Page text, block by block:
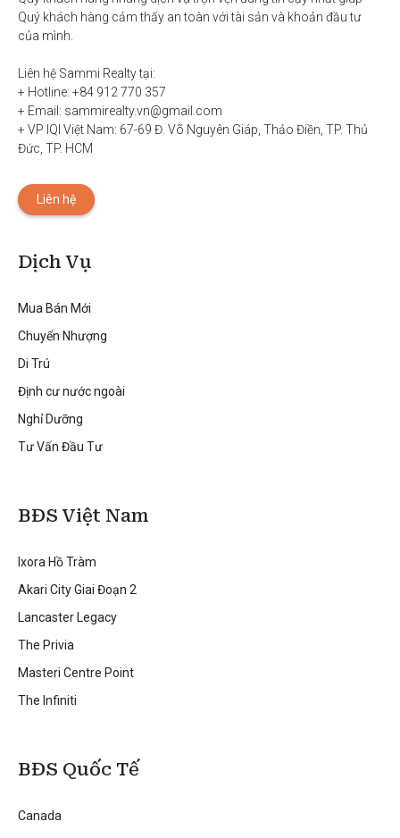
Quý khách hàng cảm thấy an toàn với tài sản và khoản đầu tư
của mình.
Liên hệ Sammi Realty tại:
+ Hotline: +84 912 770 357
+ Email: sammirealty.vn@gmail.com
+ VP IQI Việt Nam: 67-69 Đ. Võ Nguyên Giáp, Thảo Điền, TP. Thủ
Đức, TP. HCM
Liên hệ
Dịch Vụ
Mua Bán Mới
Chuyển Nhượng
Di Trú
Định cư nước ngoài
Nghỉ Dưỡng
Tư Vấn Đầu Tư
BĐS Việt Nam
Ixora Hồ Tràm
Akari City Giai Đoạn 2
Lancaster Legacy
The Privia
Masteri Centre Point
The Infiniti
BĐS Quốc Tế
Canada